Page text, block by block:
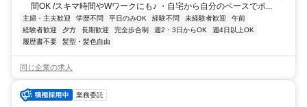
間OK /スキマ時間やWワークにも♪ ・自宅から自分のペースでポ...
主婦・主夫歓迎 学歴不問 平日のみOK 経験不問 未経験者歓迎
午前
経験者歓迎
夕方 長期歓迎 完全歩合制 週2・3日からOK
週4日以上OK
履歴書不要
髪型・髪色自由
同じ企業の求人
業務委託